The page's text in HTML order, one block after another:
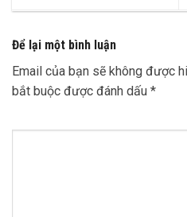
Để lại một bình luận
Email của bạn sẽ không được
bắt buộc được đánh dấu *